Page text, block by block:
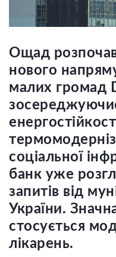
Ощад
нового
малих громад
соціальної
банк уже
запитів від
України.
стосується
лікарень.